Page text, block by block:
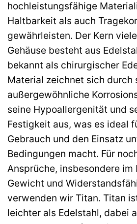
hochleistungsfähige
Haltbarkeit als auch
gewährleisten. Der Kern
Gehäuse besteht aus
bekannt als chirurgischer
Material zeichnet sich durch
außergewöhnliche
seine Hypoallergenität und
Festigkeit aus, was es ideal
Gebrauch und den Einsatz
Bedingungen macht. Für
Ansprüche, insbesondere im
Gewicht und
verwenden wir Titan. Titan
leichter als Edelstahl, dabei